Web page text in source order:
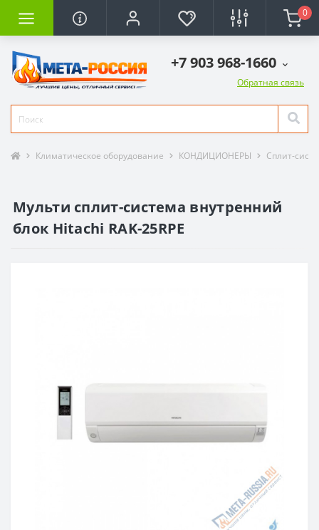
0
+7 903 968-1660
Обратная связь
Климатическое оборудование КОНДИЦИОНЕРЫ Сплит-
Мульти сплит-система внутренний
блок Hitachi RAK-25RPE